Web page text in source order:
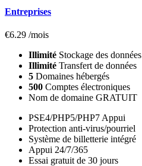
Entreprises
€6.29 /mois
Illimité Stockage des données
Illimité Transfert de données
5 Domaines hébergés
500 Comptes électroniques
Nom de domaine GRATUIT
PSE4/PHP5/PHP7 Appui
Protection anti-virus/pourriel
Système de billetterie intégré
Appui 24/7/365
Essai gratuit de 30 jours